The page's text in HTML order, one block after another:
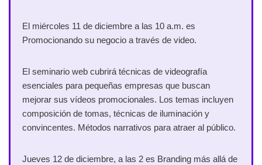
El miércoles 11 de diciembre a las 10 a.m. es
Promocionando su negocio a través de video.
El seminario web cubrirá técnicas de videografía
esenciales para pequeñas empresas que buscan
mejorar sus vídeos promocionales. Los temas incluyen
composición de tomas, técnicas de iluminación y
convincentes. Métodos narrativos para atraer al público.
Jueves 12 de diciembre, a las 2 es Branding más allá de